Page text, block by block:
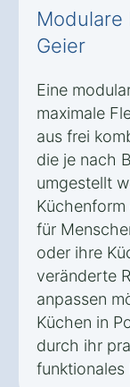
Modulare
Geier
Eine
maximale
aus frei
die je nach
umgestellt
für
oder ihre
veränderte
anpassen
Küchen in
durch ihr
funktionales